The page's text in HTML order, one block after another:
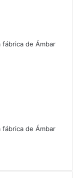
fábrica de Ámbar
fábrica de Ámbar